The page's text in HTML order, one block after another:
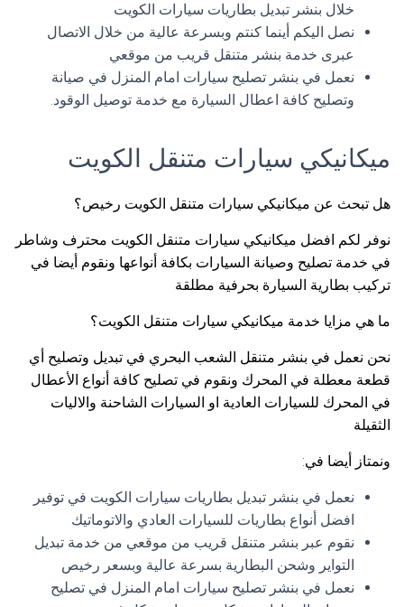
خلال بنشر تبديل بطاريات سيارات الكويت
نصل اليكم أينما كنتم وبسرعة عالية من خلال الاتصال
عبرى خدمة بنشر متنقل قريب من موقعي
نعمل في بنشر تصليح سيارات امام المنزل في صيانة
وتصليح كافة اعطال السيارة مع خدمة توصيل الوقود.
ميكانيكي سيارات متنقل الكويت
هل تبحث عن ميكانيكي سيارات متنقل الكويت رخيص؟
نوفر لكم افضل ميكانيكي سيارات متنقل الكويت محترف وشاطر
في خدمة تصليح وصيانة السيارات بكافة أنواعها ونقوم أيضا في
تركيب بطارية السيارة بحرفية مطلقة
ما هي مزايا خدمة ميكانيكي سيارات متنقل الكويت؟
نحن نعمل في بنشر متنقل الشعب البحري في تبديل وتصليح أي
قطعة معطلة في المحرك ونقوم في تصليح كافة أنواع الأعطال
في المحرك للسيارات العادية او السيارات الشاحنة والاليات
الثقيلة
ونمتاز أيضا في:
نعمل في بنشر تبديل بطاريات سيارات الكويت في توفير
افضل أنواع بطاريات للسيارات العادي والاتوماتيك
نقوم عبر بنشر متنقل قريب من موقعي من خدمة تبديل
التواير وشحن البطارية بسرعة عالية وبسعر رخيص
نعمل في بنشر تصليح سيارات امام المنزل في تصليح